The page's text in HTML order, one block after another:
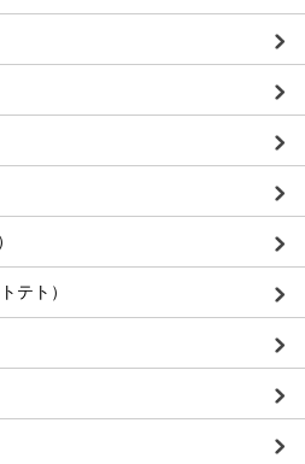
テト）